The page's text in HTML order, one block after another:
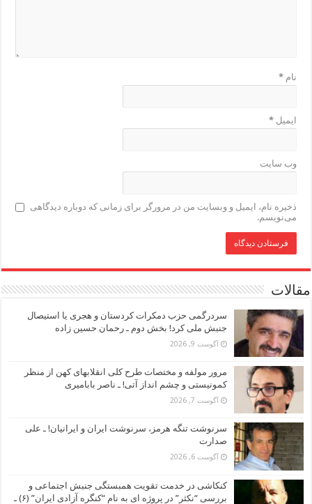
نام*
ایمیل*
وب‌ سایت
ذخیره نام، ایمیل و وبسایت من در مرورگر برای زمانی که دوباره دیدگاهی
می‌نویسم.
مقالات
سردرگمی حزب دمکرات کردستان و هجری یا استیصال
جنبش ملی کرد! بخش دوم ـ رحمان حسین زاده
آگوست 9, 2026
مرور مولفه و مختصات طرح کلی انقلابهای کهن از منظر
کمونیستی و چشم انداز آتی! ـ ناصر بابامیری
آگوست 7, 2026
سرنوشت تنگه هرمز، سرنوشت ایران و ایرانیان! ـ علی
صدارت
آگوست 6, 2026
کنکاشی در خدمت تقویت همبستگی جنبش اجتماعی و
بررسی “نکثر” در پروژه ای به نام “کنگره آزادی ایران” (۶) ـ